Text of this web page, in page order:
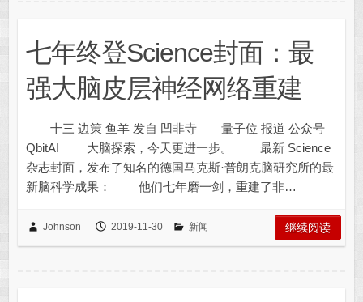
七年终登Science封面：最
强大脑皮层神经网络重建
十三 边策 鱼羊 发自 凹非寺 量子位 报道 公众号
QbitAI 大脑探索，今天更进一步。 最新 Science
杂志封面，发布了知名的德国马克斯·普朗克脑研究所的最
新脑科学成果： 他们七年磨一剑，重建了非…
Johnson 2019-11-30 新闻 继续阅读